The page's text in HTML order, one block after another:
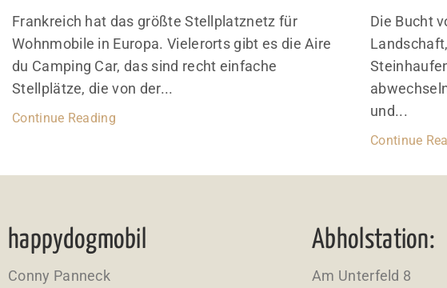
Frankreich hat das größte Stellplatznetz für
Wohnmobile in Europa. Vielerorts gibt es die Aire
du Camping Car, das sind recht einfache
Stellplätze, die von der...
Continue Reading
Die Bucht
und...
Continue
happydogmobil
Conny Panneck
Abholstation:
Am Unterfeld 8